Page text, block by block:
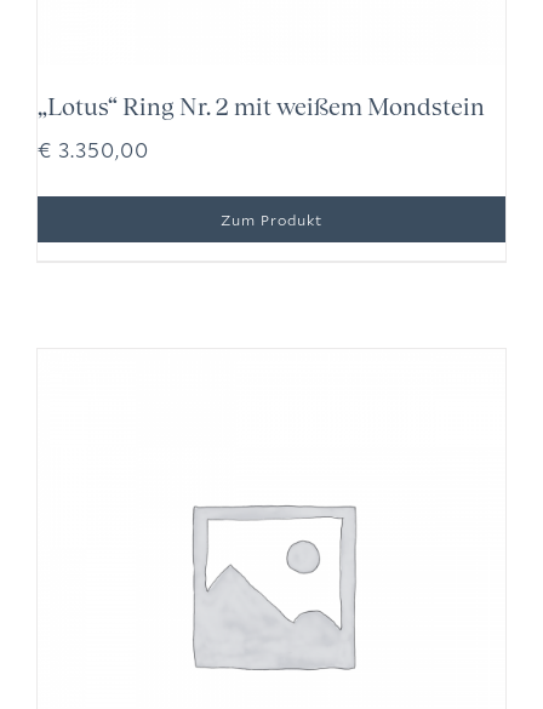
„Lotus“ Ring Nr. 2 mit weißem Mondstein
€ 3.350,00